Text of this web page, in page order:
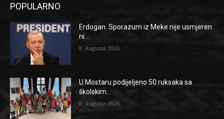
POPULARNO
Erdogan: Sporazum iz Meke nije usmjeren
ni...
8. Augusta 2026.
U Mostaru podijeljeno 50 ruksaka sa
školskim...
8. Augusta 2026.